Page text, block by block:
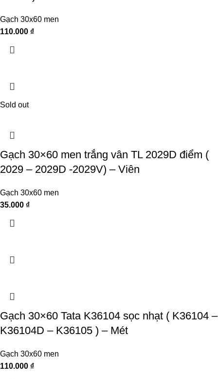
Gạch 30x60 men
110.000 ₫
Sold out
Gạch 30×60 men trắng vân TL 2029D điểm (
2029 – 2029D -2029V) – Viên
Gạch 30x60 men
35.000 ₫
Gạch 30×60 Tata K36104 sọc nhạt ( K36104 –
K36104D – K36105 ) – Mét
Gạch 30x60 men
110.000 ₫